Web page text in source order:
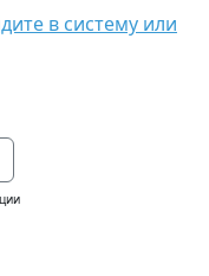
в систему или